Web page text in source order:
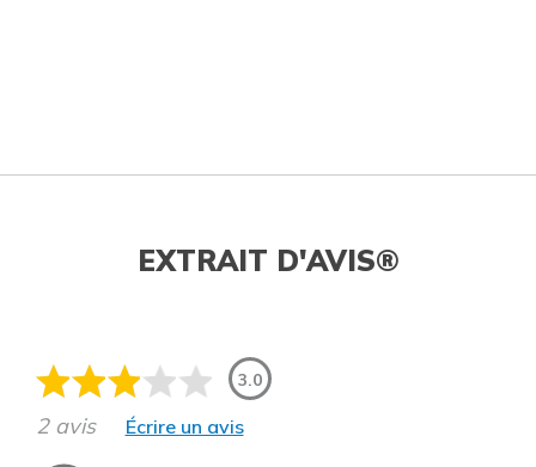
EXTRAIT D'AVIS®
3.0
2 avis Écrire un avis